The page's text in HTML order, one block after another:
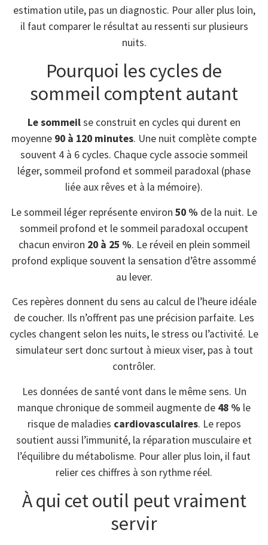
estimation utile, pas un diagnostic. Pour aller plus loin,
il faut comparer le résultat au ressenti sur plusieurs
nuits.
Pourquoi les cycles de
sommeil comptent autant
Le sommeilse construit en cycles qui durent en
moyenne 90 à 120 minutes. Une nuit complète compte
souvent 4 à 6 cycles. Chaque cycle associe sommeil
léger, sommeil profond et sommeil paradoxal (phase
liée aux rêves et à la mémoire).
Le sommeil léger représente environ 50 % de la nuit. Le
sommeil profond et le sommeil paradoxal occupent
chacun environ 20 à 25 %. Le réveil en plein sommeil
profond explique souvent la sensation d’être assommé
au lever.
Ces repères donnent du sens au calcul de l’heure idéale
de coucher. Ils n’offrent pas une précision parfaite. Les
cycles changent selon les nuits, le stress ou l’activité. Le
simulateur sert donc surtout à mieux viser, pas à tout
contrôler.
Les données de santé vont dans le même sens. Un
manque chronique de sommeil augmente de 48 % le
risque de maladies cardiovasculaires. Le repos
soutient aussi l’immunité, la réparation musculaire et
l’équilibre du métabolisme. Pour aller plus loin, il faut
relier ces chiffres à son rythme réel.
À qui cet outil peut vraiment
servir